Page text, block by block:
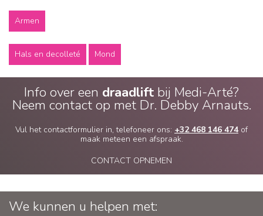
Armen
Hals en decolleté Mond
Info over een draadlift bij Medi-Arté?
Neem contact op met Dr. Debby Arnauts.
Vul het contactformulier in, telefoneer ons: +32 468 146 474of
maak meteen een afspraak.
CONTACT OPNEMEN
We kunnen u helpen met: